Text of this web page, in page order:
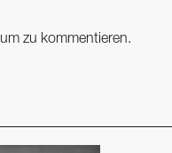
um zu kommentieren.